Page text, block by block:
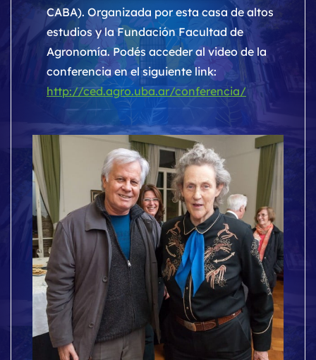
CABA). Organizada por esta casa de altos
estudios y la Fundación Facultad de
Agronomía. Podés acceder al video de la
conferencia en el siguiente link:
http://ced.agro.uba.ar/conferencia/